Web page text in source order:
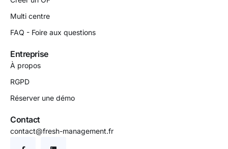
Multi centre
FAQ - Foire aux questions
Entreprise
À propos
RGPD
Réserver une démo
Contact
contact@fresh-management.fr